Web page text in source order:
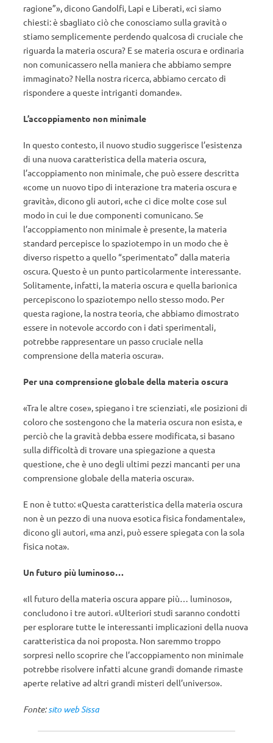
ragione”», dicono Gandolfi, Lapi e Liberati, «ci siamo
chiesti: è sbagliato ciò che conosciamo sulla gravità o
stiamo semplicemente perdendo qualcosa di cruciale che
riguarda la materia oscura? E se materia oscura e ordinaria
non comunicassero nella maniera che abbiamo sempre
immaginato? Nella nostra ricerca, abbiamo cercato di
rispondere a queste intriganti domande».
L’accoppiamento non minimale
In questo contesto, il nuovo studio suggerisce l’esistenza
di una nuova caratteristica della materia oscura,
l’accoppiamento non minimale, che può essere descritta
«come un nuovo tipo di interazione tra materia oscura e
gravità», dicono gli autori, «che ci dice molte cose sul
modo in cui le due componenti comunicano. Se
l’accoppiamento non minimale è presente, la materia
standard percepisce lo spaziotempo in un modo che è
diverso rispetto a quello “sperimentato” dalla materia
oscura. Questo è un punto particolarmente interessante.
Solitamente, infatti, la materia oscura e quella barionica
percepiscono lo spaziotempo nello stesso modo. Per
questa ragione, la nostra teoria, che abbiamo dimostrato
essere in notevole accordo con i dati sperimentali,
potrebbe rappresentare un passo cruciale nella
comprensione della materia oscura».
Per una comprensione globale della materia oscura
«Tra le altre cose», spiegano i tre scienziati, «le posizioni di
coloro che sostengono che la materia oscura non esista, e
perciò che la gravità debba essere modificata, si basano
sulla difficoltà di trovare una spiegazione a questa
questione, che è uno degli ultimi pezzi mancanti per una
comprensione globale della materia oscura».
E non è tutto: «Questa caratteristica della materia oscura
non è un pezzo di una nuova esotica fisica fondamentale»,
dicono gli autori, «ma anzi, può essere spiegata con la sola
fisica nota».
Un futuro più luminoso…
«Il futuro della materia oscura appare più… luminoso»,
concludono i tre autori. «Ulteriori studi saranno condotti
per esplorare tutte le interessanti implicazioni della nuova
caratteristica da noi proposta. Non saremmo troppo
sorpresi nello scoprire che l’accoppiamento non minimale
potrebbe risolvere infatti alcune grandi domande rimaste
aperte relative ad altri grandi misteri dell’universo».
Fonte:sito web Sissa